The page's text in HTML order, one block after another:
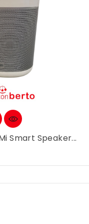
Smart Speaker...